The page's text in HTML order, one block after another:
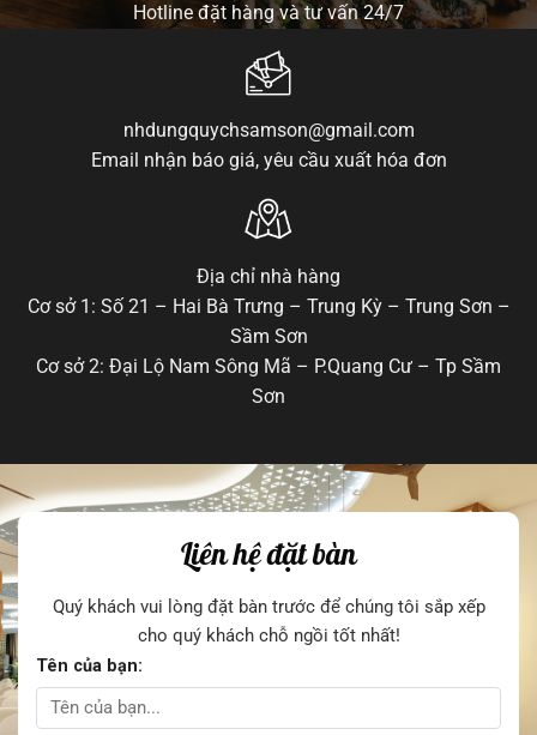
Hotline đặt hàng và tư vấn 24/7
nhdungquychsamson@gmail.com
Email nhận báo giá, yêu cầu xuất hóa đơn
Địa chỉ nhà hàng
Cơ sở 1: Số 21 – Hai Bà Trưng – Trung Kỳ – Trung Sơn –
Sầm Sơn
Cơ sở 2: Đại Lộ Nam Sông Mã – P.Quang Cư – Tp Sầm
Sơn
Liên hệ đặt bàn
Quý khách vui lòng đặt bàn trước để chúng tôi sắp xếp
cho quý khách chỗ ngồi tốt nhất!
Tên của bạn: